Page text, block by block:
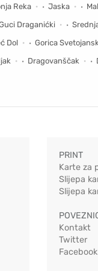
Reka Jaska
Draganićki
Dol
Gorica
Dragovanščak
PRINT
Karte za
Slijepa
Slijepa
Kontakt
Twitter
Facebook